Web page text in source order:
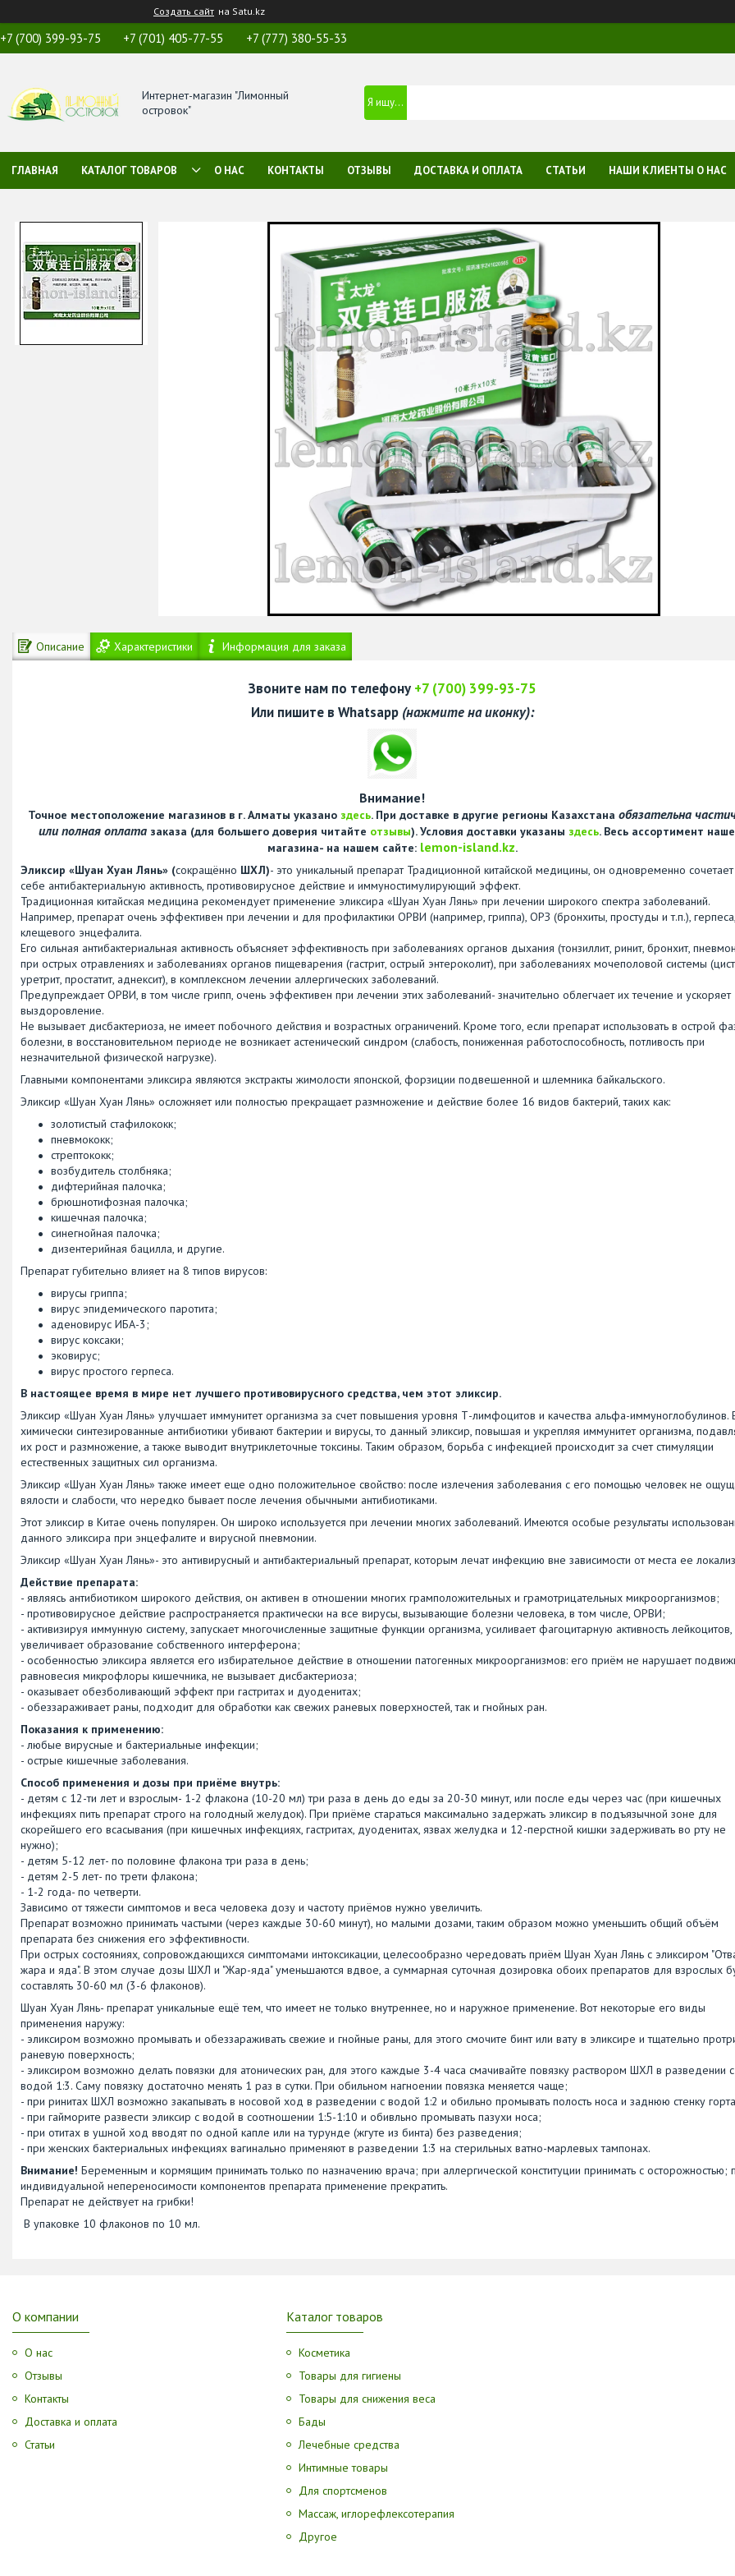
Создать сайт на Satu.kz
+7 (700) 399-93-75 +7 (701) 405-77-55 +7 (777) 380-55-33
Интернет-магазин "Лимонный
островок"
ГЛАВНАЯ КАТАЛОГ ТОВАРОВ О НАС КОНТАКТЫ ОТЗЫВЫ ДОСТАВКА И ОПЛАТА СТАТЬИ НАШИ КЛИЕНТЫ О НАС
Описание Характеристики Информация для заказа
Звоните нам по телефону +7 (700) 399-93-75
Или пишите в Whatsapp (нажмите на иконку):
Внимание!
Точное местоположение магазинов в г. Алматы указано здесь. При доставке в другие регионы Казахстана обязательна
или полная оплатазаказа (для большего доверия читайте отзывы). Условия доставки указаны здесь. Весь ассортимент
магазина- на нашем сайте: lemon-island.kz.
Эликсир «Шуан Хуан Лянь» (сокращённо ШХЛ)- это уникальный препарат Традиционной китайской медицины, он одновременно сочетает
себе антибактериальную активность, противовирусное действие и иммуностимулирующий эффект.
Традиционная китайская медицина рекомендует применение эликсира «Шуан Хуан Лянь» при лечении широкого спектра заболеваний.
Например, препарат очень эффективен при лечении и для профилактики ОРВИ (например, гриппа), ОРЗ (бронхиты, простуды и т.п.), герпеса,
клещевого энцефалита.
Его сильная антибактериальная активность объясняет эффективность при заболеваниях органов дыхания (тонзиллит, ринит, бронхит,
при острых отравлениях и заболеваниях органов пищеварения (гастрит, острый энтероколит), при заболеваниях мочеполовой системы
уретрит, простатит, аднексит), в комплексном лечении аллергических заболеваний.
Предупреждает ОРВИ, в том числе грипп, очень эффективен при лечении этих заболеваний- значительно облегчает их течение и ускоряет
выздоровление.
Не вызывает дисбактериоза, не имеет побочного действия и возрастных ограничений. Кроме того, если препарат использовать в острой
болезни, в восстановительном периоде не возникает астенический синдром (слабость, пониженная работоспособность, потливость при
незначительной физической нагрузке).
Главными компонентами эликсира являются экстракты жимолости японской, форзиции подвешенной и шлемника байкальского.
Эликсир «Шуан Хуан Лянь» осложняет или полностью прекращает размножение и действие более 16 видов бактерий, таких как:
золотистый стафилококк;
пневмококк;
стрептококк;
возбудитель столбняка;
дифтерийная палочка;
брюшнотифозная палочка;
кишечная палочка;
синегнойная палочка;
дизентерийная бацилла, и другие.
Препарат губительно влияет на 8 типов вирусов:
вирусы гриппа;
вирус эпидемического паротита;
аденовирус ИБА-3;
вирус коксаки;
эковирус;
вирус простого герпеса.
В настоящее время в мире нет лучшего противовирусного средства, чем этот эликсир.
Эликсир «Шуан Хуан Лянь» улучшает иммунитет организма за счет повышения уровня Т-лимфоцитов и качества альфа-иммуноглобулинов.
химически синтезированные антибиотики убивают бактерии и вирусы, то данный эликсир, повышая и укрепляя иммунитет организма,
их рост и размножение, а также выводит внутриклеточные токсины. Таким образом, борьба с инфекцией происходит за счет стимуляции
естественных защитных сил организма.
Эликсир «Шуан Хуан Лянь» также имеет еще одно положительное свойство: после излечения заболевания с его помощью человек не
вялости и слабости, что нередко бывает после лечения обычными антибиотиками.
Этот эликсир в Китае очень популярен. Он широко используется при лечении многих заболеваний. Имеются особые результаты
данного эликсира при энцефалите и вирусной пневмонии.
Эликсир «Шуан Хуан Лянь»- это антивирусный и антибактериальный препарат, которым лечат инфекцию вне зависимости от места ее
Действие препарата:
- являясь антибиотиком широкого действия, он активен в отношении многих грамположительных и грамотрицательных микроорганизмов;
- противовирусное действие распространяется практически на все вирусы, вызывающие болезни человека, в том числе, ОРВИ;
- активизируя иммунную систему, запускает многочисленные защитные функции организма, усиливает фагоцитарную активность лейкоцитов,
увеличивает образование собственного интерферона;
- особенностью эликсира является его избирательное действие в отношении патогенных микроорганизмов: его приём не нарушает
равновесия микрофлоры кишечника, не вызывает дисбактериоза;
- оказывает обезболивающий эффект при гастритах и дуоденитах;
- обеззараживает раны, подходит для обработки как свежих раневых поверхностей, так и гнойных ран.
Показания к применению:
- любые вирусные и бактериальные инфекции;
- острые кишечные заболевания.
Способ применения и дозы при приёме внутрь:
- детям с 12-ти лет и взрослым- 1-2 флакона (10-20 мл) три раза в день до еды за 20-30 минут, или после еды через час (при кишечных
инфекциях пить препарат строго на голодный желудок). При приёме стараться максимально задержать эликсир в подъязычной зоне для
скорейшего его всасывания (при кишечных инфекциях, гастритах, дуоденитах, язвах желудка и 12-перстной кишки задерживать во рту не
нужно);
- детям 5-12 лет- по половине флакона три раза в день;
- детям 2-5 лет- по трети флакона;
- 1-2 года- по четверти.
Зависимо от тяжести симптомов и веса человека дозу и частоту приёмов нужно увеличить.
Препарат возможно принимать частыми (через каждые 30-60 минут), но малыми дозами, таким образом можно уменьшить общий объём
препарата без снижения его эффективности.
При острых состояниях, сопровождающихся симптомами интоксикации, целесообразно чередовать приём Шуан Хуан Лянь с эликсиром
жара и яда". В этом случае дозы ШХЛ и "Жар-яда" уменьшаются вдвое, а суммарная суточная дозировка обоих препаратов для взрослых
составлять 30-60 мл (3-6 флаконов).
Шуан Хуан Лянь- препарат уникальные ещё тем, что имеет не только внутреннее, но и наружное применение. Вот некоторые его виды
применения наружу:
- эликсиром возможно промывать и обеззараживать свежие и гнойные раны, для этого смочите бинт или вату в эликсире и тщательно
раневую поверхность;
- эликсиром возможно делать повязки для атонических ран, для этого каждые 3-4 часа смачивайте повязку раствором ШХЛ в разведении с
водой 1:3. Саму повязку достаточно менять 1 раз в сутки. При обильном нагноении повязка меняется чаще;
- при ринитах ШХЛ возможно закапывать в носовой ход в разведении с водой 1:2 и обильно промывать полость носа и заднюю стенку
- при гайморите развести эликсир с водой в соотношении 1:5-1:10 и обивльно промывать пазухи носа;
- при отитах в ушной ход вводят по одной капле или на турунде (жгуте из бинта) без разведения;
- при женских бактериальных инфекциях вагинально применяют в разведении 1:3 на стерильных ватно-марлевых тампонах.
Внимание! Беременным и кормящим принимать только по назначению врача; при аллергической конституции принимать с осторожностью;
индивидуальной непереносимости компонентов препарата применение прекратить.
Препарат не действует на грибки!
В упаковке 10 флаконов по 10 мл.
О компании
О нас
Отзывы
Контакты
Доставка и оплата
Статьи
Каталог товаров
Косметика
Товары для гигиены
Товары для снижения веса
Бады
Лечебные средства
Интимные товары
Для спортсменов
Массаж, иглорефлексотерапия
Другое